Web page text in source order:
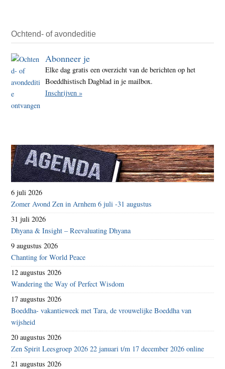
Ochtend- of avondeditie
Abonneer je
Elke dag gratis een overzicht van de berichten op het
Boeddhistisch Dagblad in je mailbox.
Inschrijven »
6 juli 2026
Zomer Avond Zen in Arnhem 6 juli -31 augustus
31 juli 2026
Dhyana & Insight – Reevaluating Dhyana
9 augustus 2026
Chanting for World Peace
12 augustus 2026
Wandering the Way of Perfect Wisdom
17 augustus 2026
Boeddha- vakantieweek met Tara, de vrouwelijke Boeddha van
wijsheid
20 augustus 2026
Zen Spirit Leesgroep 2026 22 januari t/m 17 december 2026 online
21 augustus 2026